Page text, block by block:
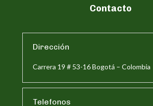
Contacto
Dirección
Carrera 19 # 53-16 Bogotá – Colombia
Telefonos